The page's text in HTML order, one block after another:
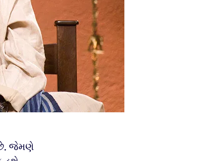
છે. જેમણે